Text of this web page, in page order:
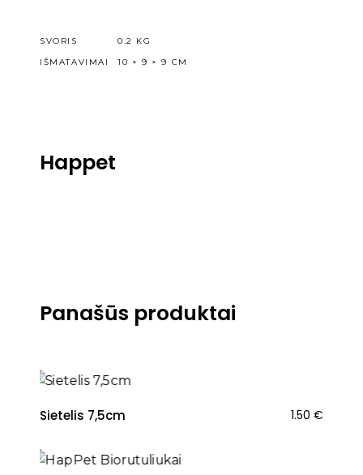
SVORIS
0.2 KG
IŠMATAVIMAI
10 × 9 × 9 CM
Happet
Panašūs produktai
Sietelis 7,5cm 1.50 €